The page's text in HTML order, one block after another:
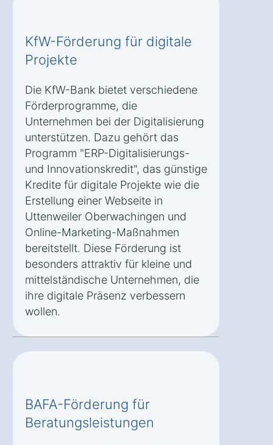
KfW-Förderung für digitale
Projekte
Die KfW-Bank bietet verschiedene
Förderprogramme, die
Unternehmen bei der Digitalisierung
unterstützen. Dazu gehört das
Programm "ERP-Digitalisierungs-
und Innovationskredit", das günstige
Kredite für digitale Projekte wie die
Erstellung einer Webseite in
Uttenweiler Oberwachingen und
Online-Marketing-Maßnahmen
bereitstellt. Diese Förderung ist
besonders attraktiv für kleine und
mittelständische Unternehmen, die
ihre digitale Präsenz verbessern
wollen.
BAFA-Förderung für
Beratungsleistungen